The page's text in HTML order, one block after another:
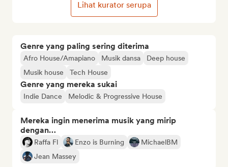
Genre yang paling sering diterima
Afro House/Amapiano Musik dansa
Deep house
Musik house
Tech House
Genre yang mereka sukai
Indie Dance Melodic & Progressive House
Mereka ingin menerima musik yang mirip
dengan…
Raffa Fl Enzo is Burning
MichaelBM
Jean Massey
Lihat kurator serupa